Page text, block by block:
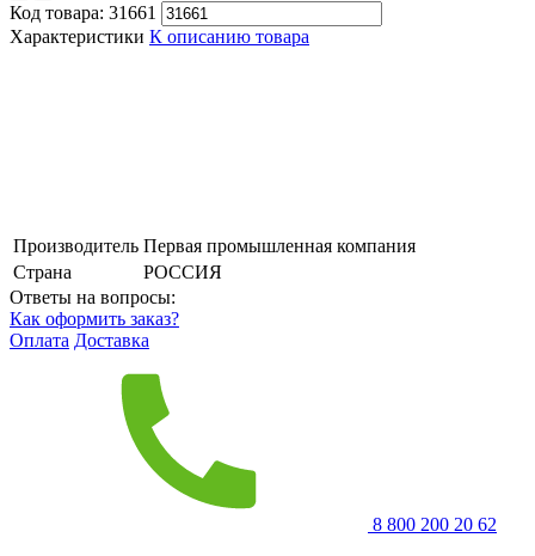
Код товара: 31661
Характеристики К описанию товара
Производитель Первая промышленная компания
Страна
РОССИЯ
Ответы на вопросы:
Как оформить заказ?
Оплата Доставка
8 800 200 20 62